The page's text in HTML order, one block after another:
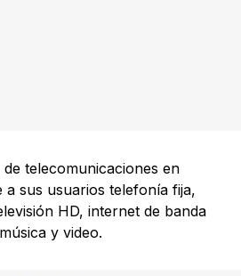
telecomunicaciones en
a sus usuarios telefonía fija,
HD, internet de banda
y video.